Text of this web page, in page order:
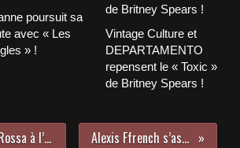
poursuit sa
avec « Les
» !
Vintage Culture et
DEPARTAMENTO
repensent le « Toxic »
de Britney Spears !
Retrouvailles avec Vivian Roost au Studio Luna Rossa à l’occasion de la parution de l’EP « Colours » qui a déjà dépassé le million d’écoutes sur Spotify ! Alexis Ffrench s’associe à Leona Lewis sur « One Look » !